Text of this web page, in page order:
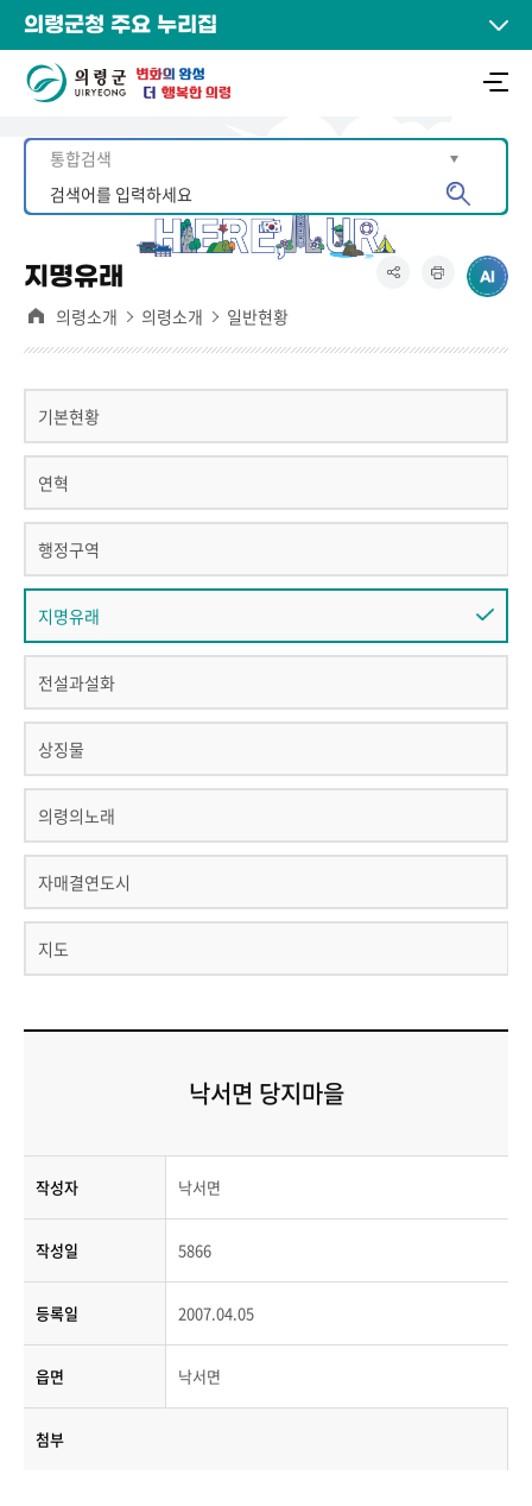
의령군청 주요 누리집
지명유래
의령소개 의령소개 일반현황
기본현황
연혁
행정구역
지명유래
전설과설화
상징물
의령의노래
자매결연도시
지도
낙서면 당지마을
작성자 낙서면
작성일 5866
등록일 2007.04.05
읍면 낙서면
첨부